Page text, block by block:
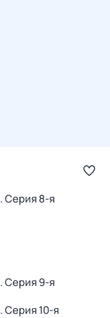
. Серия 8-я
. Серия 9-я
. Серия 10-я